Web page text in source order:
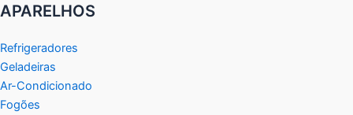
APARELHOS
Refrigeradores
Geladeiras
Ar-Condicionado
Fogões